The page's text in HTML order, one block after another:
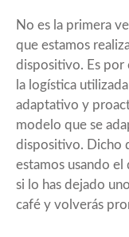
No es la primera
que estamos
dispositivo. Es por
la logística
adaptativo y
modelo que se
dispositivo. Dicho
estamos usando
si lo has dejado
café y volverás